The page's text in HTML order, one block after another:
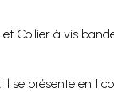
Collier à vis
présente en 1